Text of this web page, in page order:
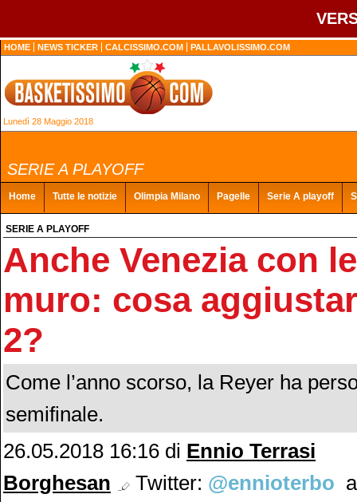
HOME NEWS TICKER CALCISSIMO.COM PALLAVOLISSIMO.COM
Lunedì 28 Maggio 2018
SERIE A PLAYOFF
Home Tutte le notizie Olimpia Milano Pagelle Serie A playoff
SERIE A PLAYOFF
Anche Venezia con
muro: cosa
2?
Come l’anno scorso, la Reyer ha
semifinale.
26.05.2018 16:16 di Ennio Terrasi
Borghesan
Twitter: @ennioterbo